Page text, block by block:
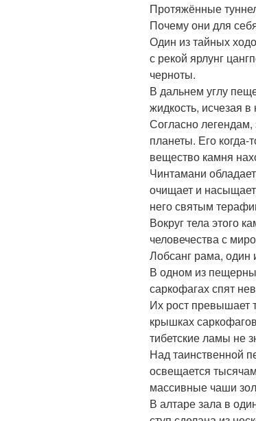
Протяжённые
Почему они для
Один из тайных
с рекой ярлунг
черноты.
В дальнем углу
жидкость, исчезая
Согласно
планеты. Его
вещество камня
Чинтамани
очищает и
него святым
Вокруг тела этого
человечества с
Лобсанг рама, один
В одном из
саркофагах спят
Их рост превышает
крышках
тибетские ламы не
Над таинственной
освещается
массивные чаши
В алтаре зала в